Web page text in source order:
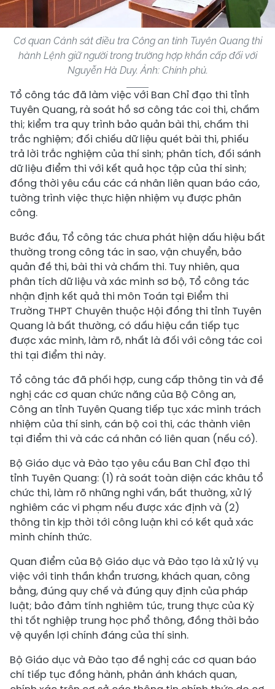
Cơ quan Cảnh sát điều tra Công an tỉnh Tuyên Quang thi
hành Lệnh giữ người trong trường hợp khẩn cấp đối với
Nguyễn Hà Duy. Ảnh: Chính phủ.
Tổ công tác đã làm việc với Ban Chỉ đạo thi tỉnh
Tuyên Quang, rà soát hồ sơ công tác coi thi, chấm
thi; kiểm tra quy trình bảo quản bài thi, chấm thi
trắc nghiệm; đối chiếu dữ liệu quét bài thi, phiếu
trả lời trắc nghiệm của thí sinh; phân tích, đối sánh
dữ liệu điểm thi với kết quả học tập của thí sinh;
đồng thời yêu cầu các cá nhân liên quan báo cáo,
tường trình việc thực hiện nhiệm vụ được phân
công.
Bước đầu, Tổ công tác chưa phát hiện dấu hiệu bất
thường trong công tác in sao, vận chuyển, bảo
quản đề thi, bài thi và chấm thi. Tuy nhiên, qua
phân tích dữ liệu và xác minh sơ bộ, Tổ công tác
nhận định kết quả thi môn Toán tại Điểm thi
Trường THPT Chuyên thuộc Hội đồng thi tỉnh Tuyên
Quang là bất thường, có dấu hiệu cần tiếp tục
được xác minh, làm rõ, nhất là đối với công tác coi
thi tại điểm thi này.
Tổ công tác đã phối hợp, cung cấp thông tin và đề
nghị các cơ quan chức năng của Bộ Công an,
Công an tỉnh Tuyên Quang tiếp tục xác minh trách
nhiệm của thí sinh, cán bộ coi thi, các thành viên
tại điểm thi và các cá nhân có liên quan (nếu có).
Bộ Giáo dục và Đào tạo yêu cầu Ban Chỉ đạo thi
tỉnh Tuyên Quang: (1) rà soát toàn diện các khâu tổ
chức thi, làm rõ những nghi vấn, bất thường, xử lý
nghiêm các vi phạm nếu được xác định và (2)
thông tin kịp thời tới công luận khi có kết quả xác
minh chính thức.
Quan điểm của Bộ Giáo dục và Đào tạo là xử lý vụ
việc với tinh thần khẩn trương, khách quan, công
bằng, đúng quy chế và đúng quy định của pháp
luật; bảo đảm tính nghiêm túc, trung thực của Kỳ
thi tốt nghiệp trung học phổ thông, đồng thời bảo
vệ quyền lợi chính đáng của thí sinh.
Bộ Giáo dục và Đào tạo đề nghị các cơ quan báo
chí tiếp tục đồng hành, phản ánh khách quan,